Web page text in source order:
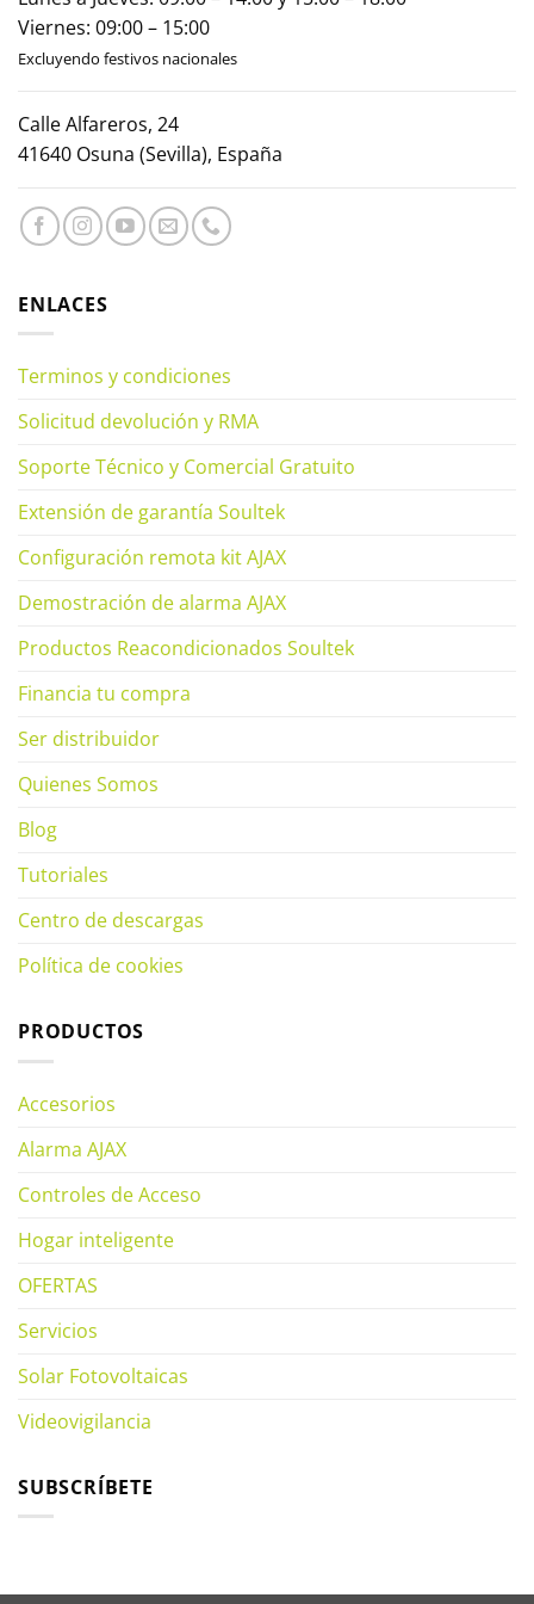
Viernes: 09:00 – 15:00
Excluyendo festivos nacionales
Calle Alfareros, 24
41640 Osuna (Sevilla), España
ENLACES
Terminos y condiciones
Solicitud devolución y RMA
Soporte Técnico y Comercial Gratuito
Extensión de garantía Soultek
Configuración remota kit AJAX
Demostración de alarma AJAX
Productos Reacondicionados Soultek
Financia tu compra
Ser distribuidor
Quienes Somos
Blog
Tutoriales
Centro de descargas
Política de cookies
PRODUCTOS
Accesorios
Alarma AJAX
Controles de Acceso
Hogar inteligente
OFERTAS
Servicios
Solar Fotovoltaicas
Videovigilancia
SUBSCRÍBETE